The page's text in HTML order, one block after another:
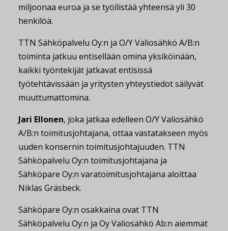
miljoonaa euroa ja se työllistää yhteensä yli 30
henkilöä.
TTN Sähköpalvelu Oy:n ja O/Y Valiosähkö A/B:n
toiminta jatkuu entisellään omina yksiköinään,
kaikki työntekijät jatkavat entisissä
työtehtävissään ja yritysten yhteystiedot säilyvät
muuttumattomina.
Jari Ellonen, joka jatkaa edelleen O/Y Valiosähkö
A/B:n toimitusjohtajana, ottaa vastatakseen myös
uuden konsernin toimitusjohtajuuden. TTN
Sähköpalvelu Oy:n toimitusjohtajana ja
Sähköpare Oy:n varatoimitusjohtajana aloittaa
Niklas Gräsbeck.
Sähköpare Oy:n osakkaina ovat TTN
Sähköpalvelu Oy:n ja Oy Valiosähkö Ab:n aiemmat